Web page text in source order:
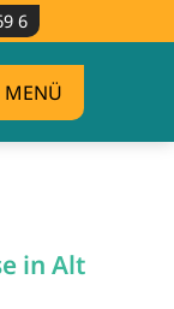
6
MENÜ
in Alt